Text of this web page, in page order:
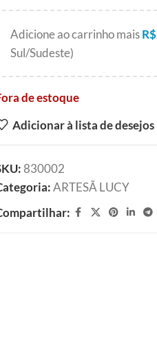
Adicione ao carrinho maisR$
Sul/Sudeste)
de estoque
Adicionar à lista de desejos
830002
ARTESÃ LUCY